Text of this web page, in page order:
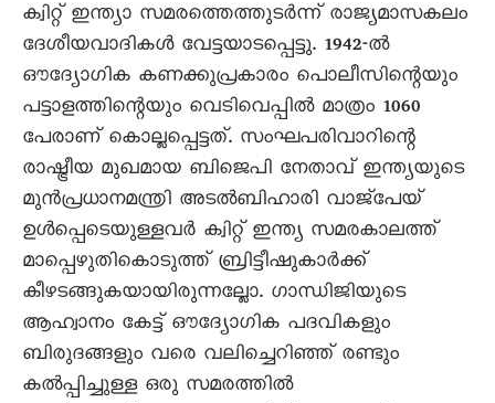
ക്വിറ്റ് ഇന്ത്യാ സമരത്തെത്തുടർന്ന് രാജ്യമാസകലം
ദേശീയവാദികൾ വേട്ടയാടപ്പെട്ടു. 1942-ൽ
ഔദ്യോഗിക കണക്കുപ്രകാരം പൊലീസിന്റെയും
പട്ടാളത്തിന്റെയും വെടിവെപ്പിൽ മാത്രം 1060
പേരാണ് കൊല്ലപ്പെട്ടത്. സംഘപരിവാറിന്റെ
രാഷ്ട്രീയ മുഖമായ ബിജെപി നേതാവ് ഇന്ത്യയുടെ
മുൻപ്രധാനമന്ത്രി അടൽബിഹാരി വാജ്‌പേയ്
ഉൾപ്പെടെയുള്ളവർ ക്വിറ്റ് ഇന്ത്യ സമരകാലത്ത്
മാപ്പെഴുതികൊടുത്ത് ബ്രിട്ടീഷുകാർക്ക്
കീഴടങ്ങുകയായിരുന്നല്ലോ. ഗാന്ധിജിയുടെ
ആഹ്വാനം കേട്ട് ഔദ്യോഗിക പദവികളും
ബിരുദങ്ങളും വരെ വലിച്ചെറിഞ്ഞ് രണ്ടും
കൽപ്പിച്ചുള്ള ഒരു സമരത്തിൽ